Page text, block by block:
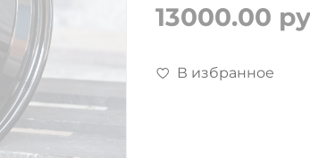
13000.00
В избранное